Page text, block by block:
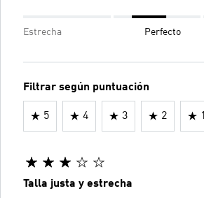
Estrecha Perfecto
Filtrar según puntuación
5 4 3 2 1
Talla justa y estrecha